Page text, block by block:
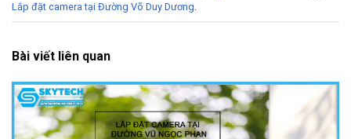
Lắp đặt camera tại Đường Võ Duy Dương.
Bài viết liên quan